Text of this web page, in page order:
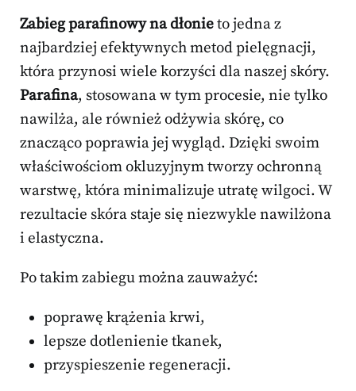
Zabieg parafinowy na dłonieto jedna z
najbardziej efektywnych metod pielęgnacji,
która przynosi wiele korzyści dla naszej skóry.
Parafina, stosowana w tym procesie, nie tylko
nawilża, ale również odżywia skórę, co
znacząco poprawia jej wygląd. Dzięki swoim
właściwościom okluzyjnym tworzy ochronną
warstwę, która minimalizuje utratę wilgoci. W
rezultacie skóra staje się niezwykle nawilżona
i elastyczna.
Po takim zabiegu można zauważyć:
poprawę krążenia krwi,
lepsze dotlenienie tkanek,
przyspieszenie regeneracji.